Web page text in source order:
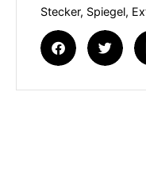
Stecker, Spiegel,